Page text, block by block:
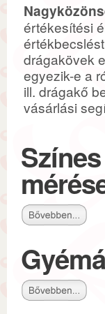
értékesítési
drágakövek
egyezik-e a
ill. drágakő
vásárlási